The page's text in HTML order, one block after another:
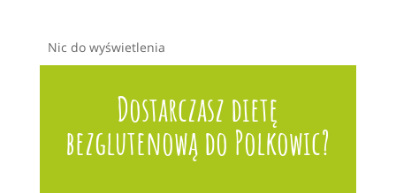
Nic do wyświetlenia
Dostarczasz dietę
bezglutenową do Polkowic?